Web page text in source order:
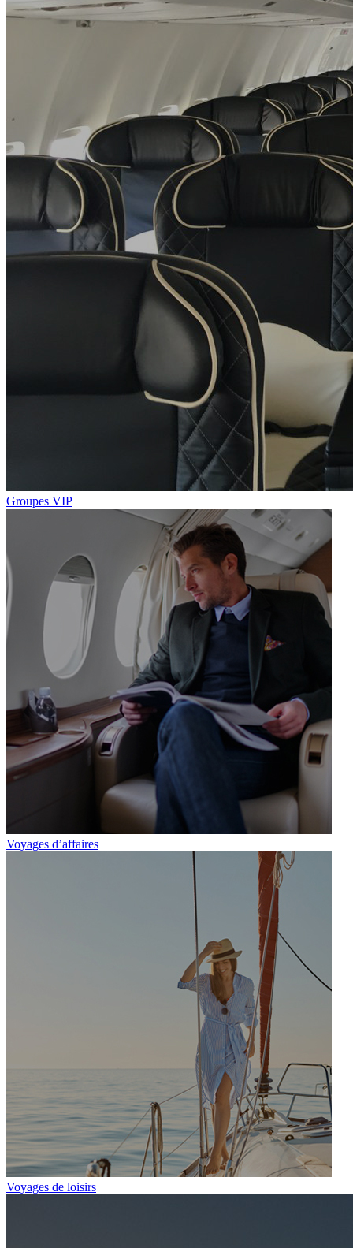
Groupes VIP
Voyages d’affaires
Voyages de loisirs